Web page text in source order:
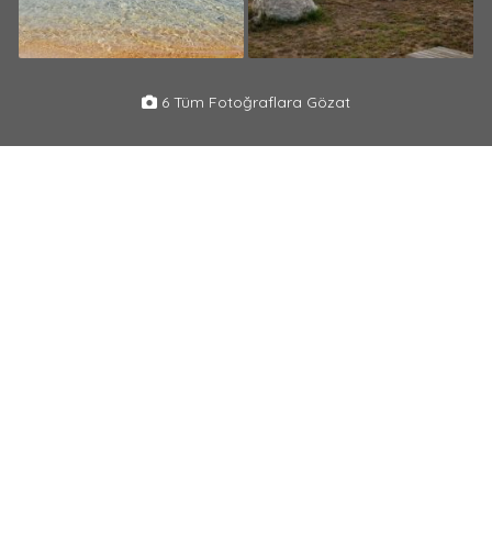
6 Tüm Fotoğraflara Gözat